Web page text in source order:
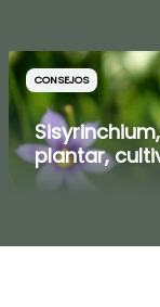
CONSEJOS
plantar,